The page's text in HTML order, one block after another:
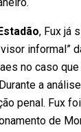
, Fux já
informal”
no caso
a
penal. Fux
de